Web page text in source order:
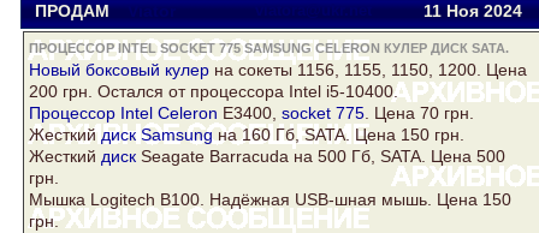
ПРОДАМ Viator viatora@ukr.net 11 Ноя2024
ПРОЦЕССОР INTEL SOCKET 775 SAMSUNG CELERON КУЛЕР ДИСК SATA.
Новый боксовый кулер на сокеты 1156, 1155, 1150, 1200. Цена
200 грн. Остался от процессора Intel i5-10400.
Процессор Intel Celeron E3400, socket 775 . Цена 70 грн.
Жесткий диск Samsungна 160 Гб,SATA. Цена 150 грн.
Жесткий диск Seagate Barracuda на 500 Гб, SATA . Цена 500
грн.
Мышка Logitech B100. Надёжная USB-шная мышь. Цена 150
грн.